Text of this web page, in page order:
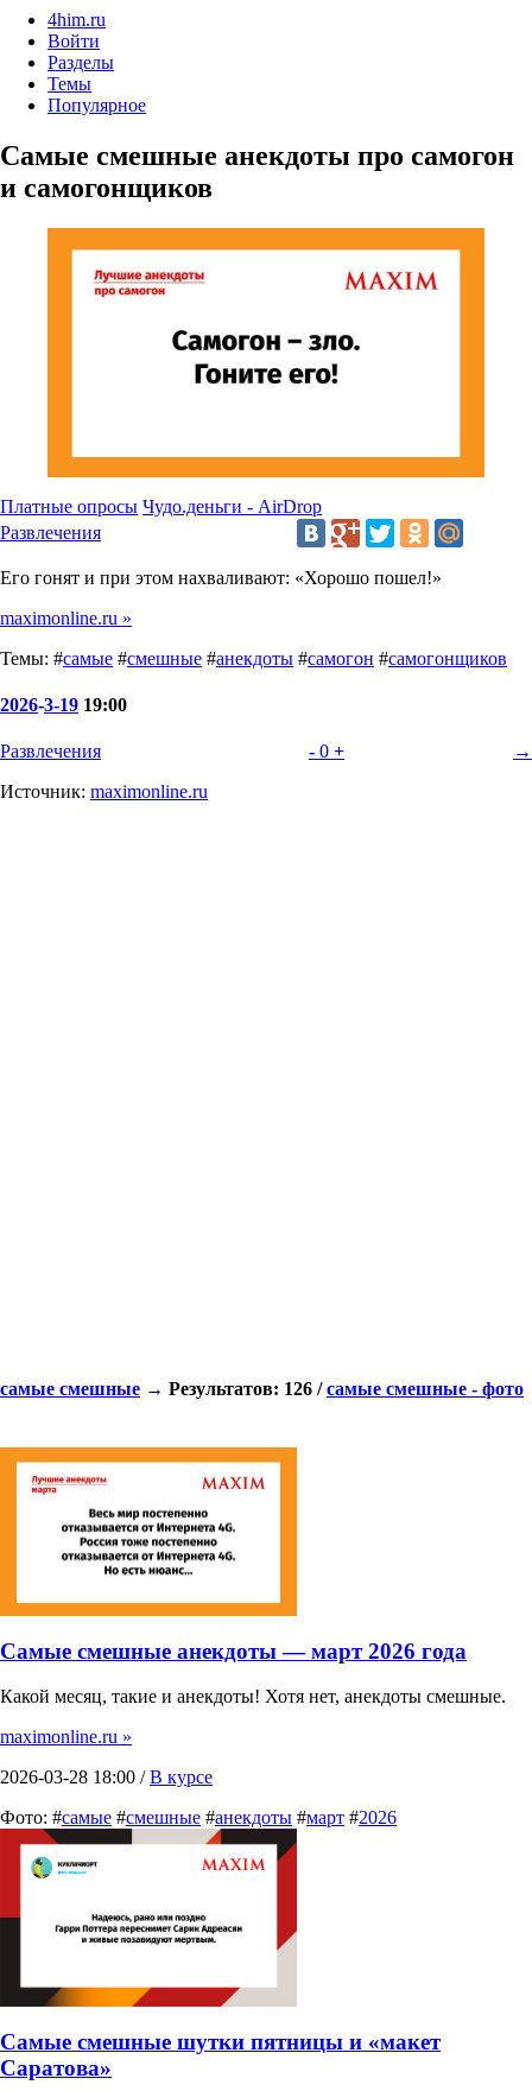
4him.ru
Войти
Разделы
Темы
Популярное
Самые смешные анекдоты про самогон
и самогонщиков
Платные опросы Чудо.деньги - AirDrop
Развлечения
Его гонят и при этом нахваливают: «Хорошо пошел!»
maximonline.ru »
Темы: #самые #смешные #анекдоты #самогон #самогонщиков
2026-3-19 19:00
Развлечения - 0 +
→
Источник: maximonline.ru
самые смешные → Результатов: 126 /самые смешные - фото
Самые смешные анекдоты — март 2026 года
Какой месяц, такие и анекдоты! Хотя нет, анекдоты смешные.
maximonline.ru »
2026-03-28 18:00 /В курсе
Фото: #самые #смешные #анекдоты #март #2026
Самые смешные шутки пятницы и «макет
Саратова»